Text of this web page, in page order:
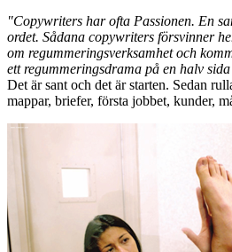
"Copywriters har ofta Passionen. En
ordet. Sådana copywriters försvinner
om regummeringsverksamhet och
ett regummeringsdrama på en halv
Det är sant och det är starten. Sedan
mappar, briefer, första jobbet, kunder,